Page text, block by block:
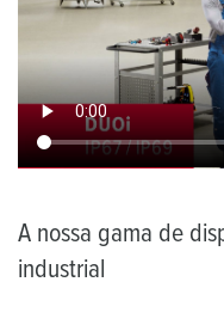
A nossa gama de
industrial